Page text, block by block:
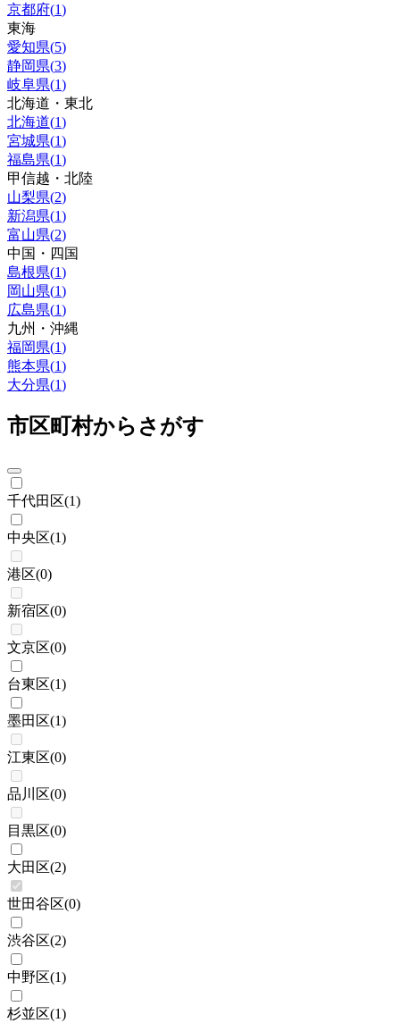
京都府(1)
東海
愛知県(5)
静岡県(3)
岐阜県(1)
北海道・東北
北海道(1)
宮城県(1)
福島県(1)
甲信越・北陸
山梨県(2)
新潟県(1)
富山県(2)
中国・四国
島根県(1)
岡山県(1)
広島県(1)
九州・沖縄
福岡県(1)
熊本県(1)
大分県(1)
市区町村からさがす
千代田区(1)
中央区(1)
港区(0)
新宿区(0)
文京区(0)
台東区(1)
墨田区(1)
江東区(0)
品川区(0)
目黒区(0)
大田区(2)
世田谷区(0)
渋谷区(2)
中野区(1)
杉並区(1)